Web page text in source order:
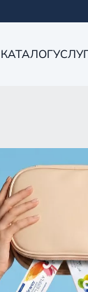
КАТАЛОГ
- это более
Уфе,